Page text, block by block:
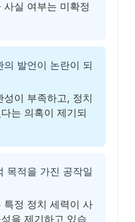
실 여부는 미확정
발언이 논란이 되
이 부족하고, 정치
는 의혹이 제기되
목적을 가진 공작일
정 정치 세력이 사
을 제기하고 있습